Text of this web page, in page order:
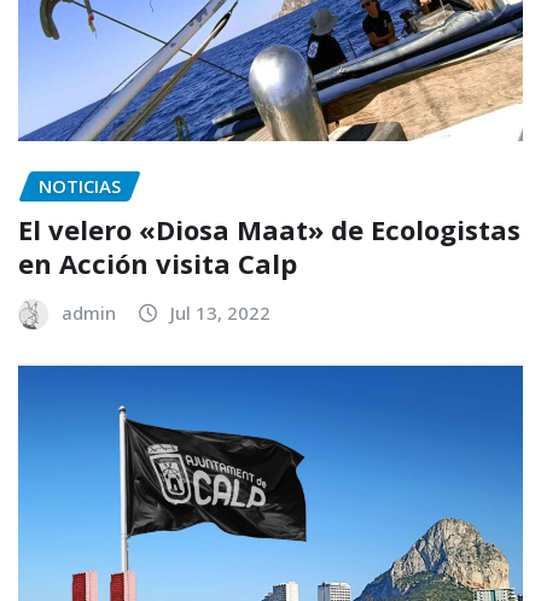
NOTICIAS
El velero «Diosa Maat» de Ecologistas
en Acción visita Calp
admin Jul 13, 2022